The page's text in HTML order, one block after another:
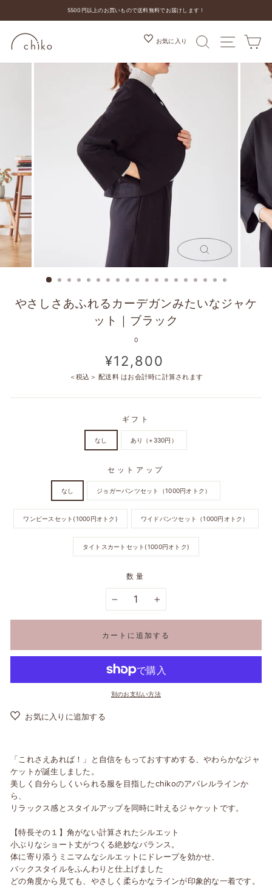
ス
ラ
イ
シ
ョ
ー
5500円以上のお買いもので送料無料でお届けします！
お気に入り 検索 MENU
る
(ESC)
やさしさあふれるカーデガンみたいなジャケ
ット｜ブラック
0
定
価
¥12,800
＜税込＞配送料はお会計時に計算されます
ギフト
なし あり（+330円）
セットアップ
なし ジョガーパンツセット（1000円オトク）
ワンピースセット(1000円オトク) ワイドパンツセット（1000円オトク）
タイトスカートセット(1000円オトク)
数量
カートに追加する
別のお支払い方法
お気に入りに追加する
「これさえあれば！」と自信をもっておすすめする、やわらかなジャ
ケットが誕生しました。
美しく自分らしくいられる服を目指したchikoのアパレルラインか
ら、
リラックス感とスタイルアップを同時に叶えるジャケットです。
【特長その１】角がない計算されたシルエット
小ぶりなショート丈がつくる絶妙なバランス。
体に寄り添うミニマムなシルエットにドレープを効かせ、
バックスタイルをふんわりと仕上げました
どの角度から見ても、やさしく柔らかなラインが印象的な一着です。